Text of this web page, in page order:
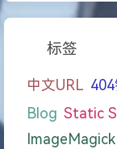
标签
中文URL
Blog Static
ImageMagick